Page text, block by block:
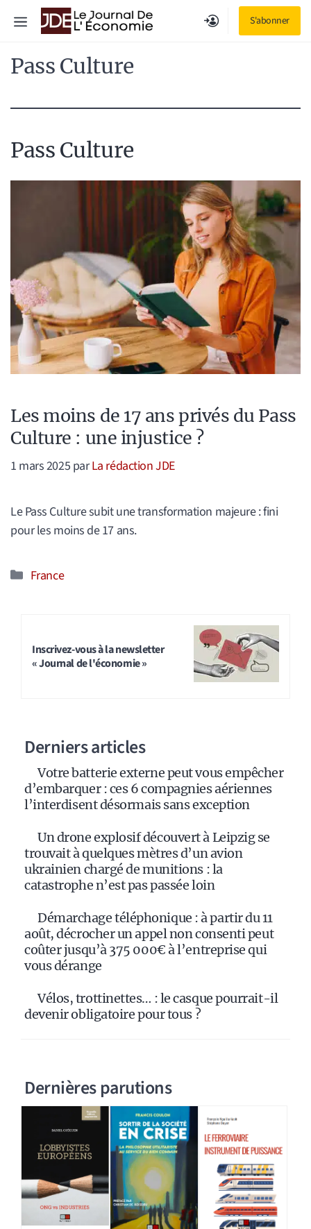
S'abonner
Menu
Pass Culture
Pass Culture
Les moins de 17 ans privés du Pass
Culture : une injustice ?
1 mars 2025 parLa rédaction JDE
Le Pass Culture subit une transformation majeure : fini
pour les moins de 17 ans.
Catégories
France
Inscrivez-vous à la newsletter
« Journal de l'économie »
Derniers articles
Votre batterie externe peut vous empêcher
d’embarquer : ces 6 compagnies aériennes
l’interdisent désormais sans exception
Un drone explosif découvert à Leipzig se
trouvait à quelques mètres d’un avion
ukrainien chargé de munitions : la
catastrophe n’est pas passée loin
Démarchage téléphonique : à partir du 11
août, décrocher un appel non consenti peut
coûter jusqu’à 375 000€ à l’entreprise qui
vous dérange
Vélos, trottinettes… : le casque pourrait-il
devenir obligatoire pour tous ?
Dernières parutions